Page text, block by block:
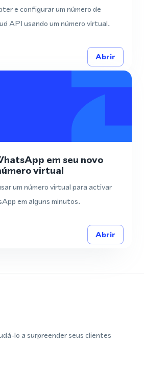
e configurar um número de
API usando um número virtual.
Abrir
em seu novo
virtual
um número virtual para activar
em alguns minutos.
Abrir
lo a surpreender seus clientes